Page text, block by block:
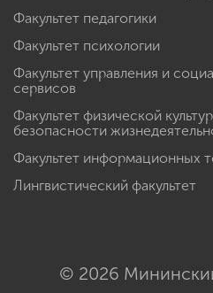
Факультет педагогики
Факультет психологии
Факультет управления и
сервисов
Факультет физической
безопасности
Факультет информационных
Лингвистический факультет
© 2026